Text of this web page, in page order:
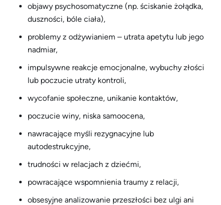
objawy psychosomatyczne (np. ściskanie żołądka,
duszności, bóle ciała),
problemy z odżywianiem – utrata apetytu lub jego
nadmiar,
impulsywne reakcje emocjonalne, wybuchy złości
lub poczucie utraty kontroli,
wycofanie społeczne, unikanie kontaktów,
poczucie winy, niska samoocena,
nawracające myśli rezygnacyjne lub
autodestrukcyjne,
trudności w relacjach z dziećmi,
powracające wspomnienia traumy z relacji,
obsesyjne analizowanie przeszłości bez ulgi ani